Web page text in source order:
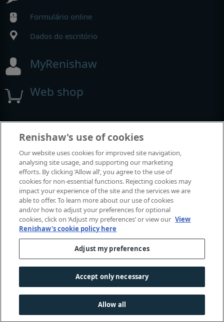
Formulário online
Dados do escritório
MyRenishaw
Web shop
Exposições e conferências
Eventos em que estamos participando
© 2001-2026 Renishaw plc. Todos os direitos reservados.
Fale conosco
Guia de cookies| Aviso de linguagem de gênero
Renishaw's use of cookies
Our website uses cookies for improved site navigation,
analysing site usage, and supporting our marketing
efforts. By clicking ‘Allow all’, you agree to the use of
cookies for non-essential functions. Rejecting cookies may
impact your experience of the site and the services we are
able to offer. To learn more about our use of cookies
and/or how to adjust your preferences for optional
cookies, click on ‘Adjust my preferences’ or view our View
Renishaw's cookie policy here
Adjust my preferences
Accept only necessary
Allow all